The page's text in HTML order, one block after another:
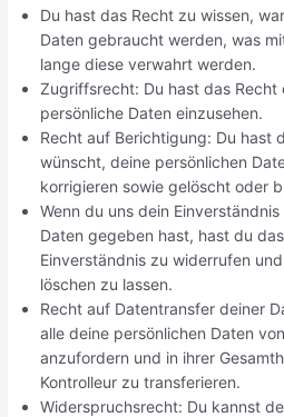
Du hast das Recht zu wissen,
Daten gebraucht werden, was
lange diese verwahrt werden.
Zugriffsrecht: Du hast das Recht
persönliche Daten einzusehen.
Recht auf Berichtigung: Du hast
wünscht, deine persönlichen
korrigieren sowie gelöscht oder
Wenn du uns dein
Daten gegeben hast, hast du
Einverständnis zu widerrufen
löschen zu lassen.
Recht auf Datentransfer deiner
alle deine persönlichen Daten
anzufordern und in ihrer
Kontrolleur zu transferieren.
Widerspruchsrecht: Du kannst